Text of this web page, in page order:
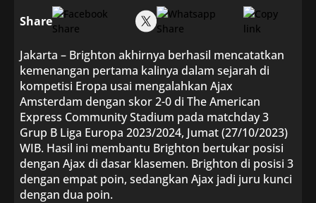
Share
Jakarta – Brighton akhirnya berhasil mencatatkan
kemenangan pertama kalinya dalam sejarah di
kompetisi Eropa usai mengalahkan Ajax
Amsterdam dengan skor 2-0 di The American
Express Community Stadium pada matchday 3
Grup B Liga Europa 2023/2024, Jumat (27/10/2023)
WIB. Hasil ini membantu Brighton bertukar posisi
dengan Ajax di dasar klasemen. Brighton di posisi 3
dengan empat poin, sedangkan Ajax jadi juru kunci
dengan dua poin.